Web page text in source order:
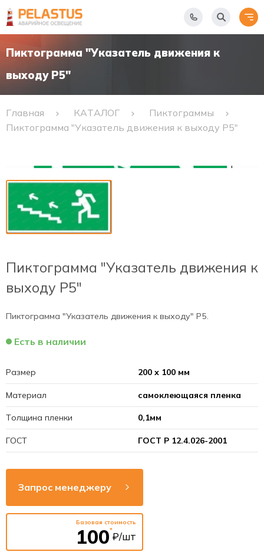
Пиктограмма "Указатель движения к
выходу Р5"
Главная КАТАЛОГ
Пиктограммы
Пиктограмма "Указатель движения к выходу Р5"
Пиктограмма "Указатель движения к
выходу Р5"
Пиктограмма "Указатель движения к выходу" Р5.
Есть в наличии
Размер 200 х 100 мм
Материал самоклеющаяся пленка
Толщина пленки 0,1мм
ГОСТ ГОСТ Р 12.4.026-2001
Запрос менеджеру
Базовая стоимость
100*
₽/шт